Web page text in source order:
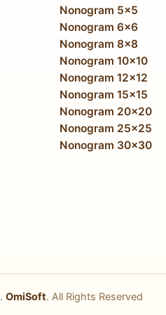
Nonogram 5x5
Nonogram 6x6
Nonogram 8x8
Nonogram 10x10
Nonogram 12x12
Nonogram 15x15
Nonogram 20x20
Nonogram 25x25
Nonogram 30x30
. OmiSoft. All Rights Reserved